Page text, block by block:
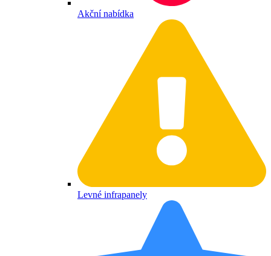
Akční nabídka
Levné infrapanely